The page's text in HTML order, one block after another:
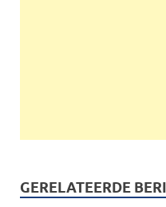
GERELATEERDE